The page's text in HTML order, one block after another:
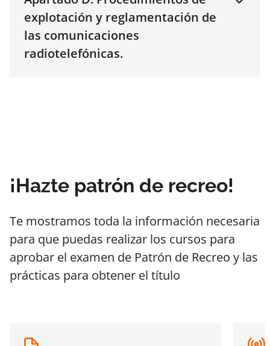
explotación y reglamentación de
las comunicaciones
radiotelefónicas.
¡Hazte patrón de recreo!
Te mostramos toda la información necesaria
para que puedas realizar los cursos para
aprobar el examen de Patrón de Recreo y las
prácticas para obtener el título